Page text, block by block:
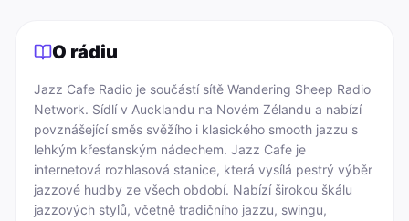
O rádiu
Jazz Cafe Radio je součástí sítě Wandering Sheep Radio
Network. Sídlí v Aucklandu na Novém Zélandu a nabízí
povznášející směs svěžího i klasického smooth jazzu s
lehkým křesťanským nádechem. Jazz Cafe je
internetová rozhlasová stanice, která vysílá pestrý výběr
jazzové hudby ze všech období. Nabízí širokou škálu
jazzových stylů, včetně tradičního jazzu, swingu,